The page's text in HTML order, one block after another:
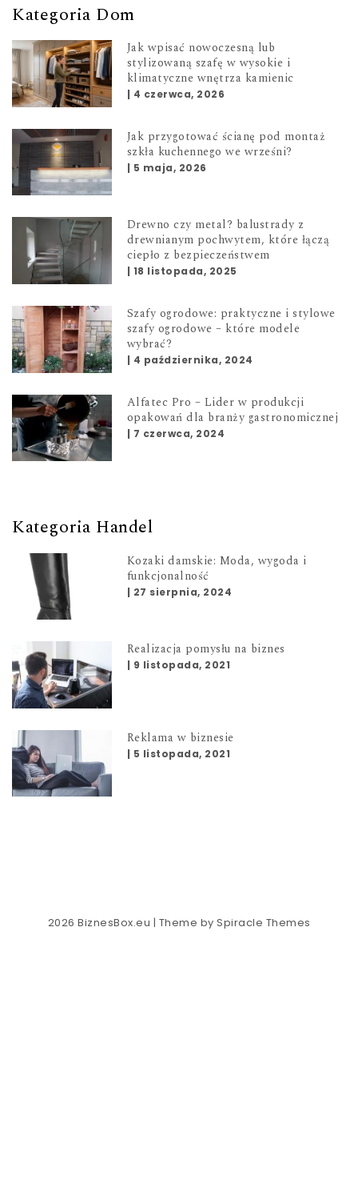
Kategoria Dom
Jak wpisać nowoczesną lub
stylizowaną szafę w wysokie i
klimatyczne wnętrza kamienic
| 4 czerwca, 2026
Jak przygotować ścianę pod montaż
szkła kuchennego we wrześni?
| 5 maja, 2026
Drewno czy metal? balustrady z
drewnianym pochwytem, które łączą
ciepło z bezpieczeństwem
| 18 listopada, 2025
Szafy ogrodowe: praktyczne i stylowe
szafy ogrodowe – które modele
wybrać?
| 4 października, 2024
Alfatec Pro – Lider w produkcji
opakowań dla branży gastronomicznej
| 7 czerwca, 2024
Kategoria Handel
Kozaki damskie: Moda, wygoda i
funkcjonalność
| 27 sierpnia, 2024
Realizacja pomysłu na biznes
| 9 listopada, 2021
Reklama w biznesie
| 5 listopada, 2021
2026 BiznesBox.eu | Theme by Spiracle Themes